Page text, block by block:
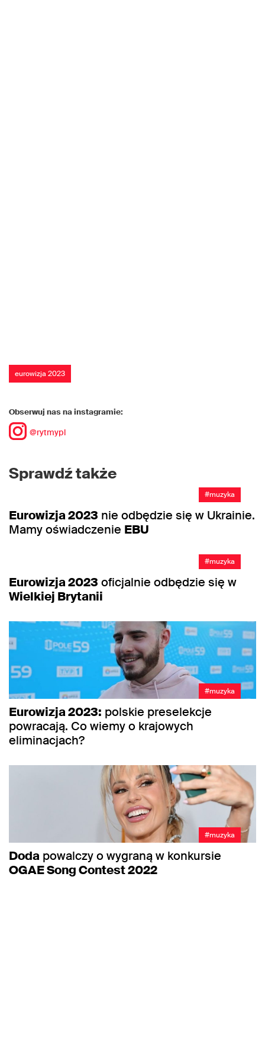
eurowizja 2023
Obserwuj nas na instagramie:
@rytmypl
Sprawdź także
#muzyka
Eurowizja 2023 nie odbędzie się w Ukrainie.
Mamy oświadczenie EBU
#muzyka
Eurowizja 2023 oficjalnie odbędzie się w
Wielkiej Brytanii
#muzyka
Eurowizja 2023: polskie preselekcje
powracają. Co wiemy o krajowych
eliminacjach?
#muzyka
Doda powalczy o wygraną w konkursie
OGAE Song Contest 2022